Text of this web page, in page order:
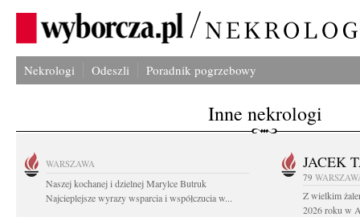
Nekrologi Odeszli Poradnik pogrzebowy
Inne nekrologi
WARSZAWA
Naszej kochanej i dzielnej Marylce Butruk
Najcieplejsze wyrazy wsparcia i współczucia w...
JACEK
79
Z wielkim
2026 roku w